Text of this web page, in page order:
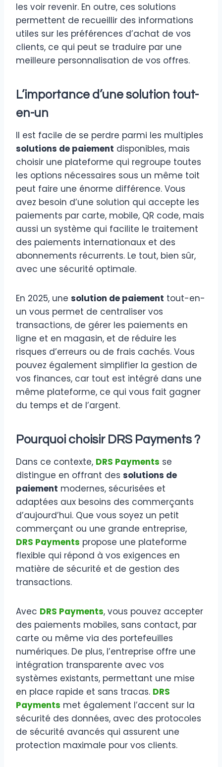
les voir revenir. En outre, ces solutions
permettent de recueillir des informations
utiles sur les préférences d’achat de vos
clients, ce qui peut se traduire par une
meilleure personnalisation de vos offres.
L’importance d’une solution tout-
en-un
Il est facile de se perdre parmi les multiples
solutions de paiement disponibles, mais
choisir une plateforme qui regroupe toutes
les options nécessaires sous un même toit
peut faire une énorme différence. Vous
avez besoin d’une solution qui accepte les
paiements par carte, mobile, QR code, mais
aussi un système qui facilite le traitement
des paiements internationaux et des
abonnements récurrents. Le tout, bien sûr,
avec une sécurité optimale.
En 2025, une solution de paiement tout-en-
un vous permet de centraliser vos
transactions, de gérer les paiements en
ligne et en magasin, et de réduire les
risques d’erreurs ou de frais cachés. Vous
pouvez également simplifier la gestion de
vos finances, car tout est intégré dans une
même plateforme, ce qui vous fait gagner
du temps et de l’argent.
Pourquoi choisir DRS Payments ?
Dans ce contexte, DRS Payments se
distingue en offrant des solutions de
paiement modernes, sécurisées et
adaptées aux besoins des commerçants
d’aujourd’hui. Que vous soyez un petit
commerçant ou une grande entreprise,
DRS Payments propose une plateforme
flexible qui répond à vos exigences en
matière de sécurité et de gestion des
transactions.
Avec DRS Payments, vous pouvez accepter
des paiements mobiles, sans contact, par
carte ou même via des portefeuilles
numériques. De plus, l’entreprise offre une
intégration transparente avec vos
systèmes existants, permettant une mise
en place rapide et sans tracas. DRS
Payments met également l’accent sur la
sécurité des données, avec des protocoles
de sécurité avancés qui assurent une
protection maximale pour vos clients.